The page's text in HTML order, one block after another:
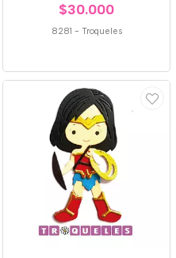
$30.000
8281 - Troqueles